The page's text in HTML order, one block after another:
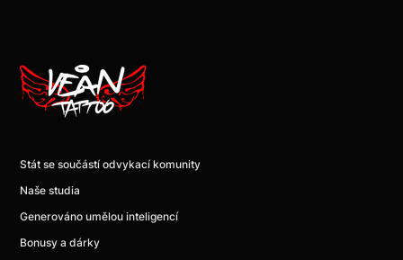
Stát se součástí odvykací komunity
Naše studia
Generováno umělou inteligencí
Bonusy a dárky